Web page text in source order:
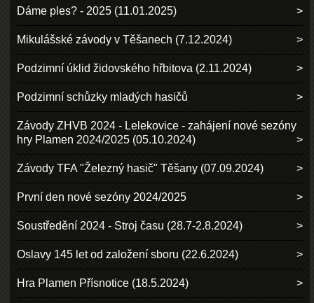
Dáme ples? - 2025 (11.01.2025)
Mikulášské závody v Těšanech (7.12.2024)
Podzimní úklid židovského hřbitova (2.11.2024)
Podzimní schůzky mladých hasičů
Závody ZHVB 2024 - Lelekovice - zahájení nové sezóny
hry Plamen 2024/2025 (05.10.2024)
Závody TFA "Železný hasič" Těšany (07.09.2024)
První den nové sezóny 2024/2025
Soustředění 2024 - Stroj času (28.7-2.8.2024)
Oslavy 145 let od založení sboru (22.6.2024)
Hra Plamen Přísnotice (18.5.2024)